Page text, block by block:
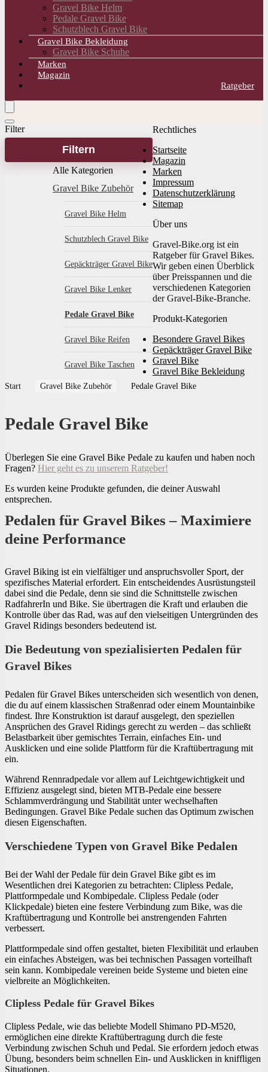
Gravel Bike Helm
Pedale Gravel Bike
Schutzblech Gravel Bike
Gravel Bike Bekleidung
Gravel Bike Schuhe
Marken
Magazin
Ratgeber
Filter
Filtern
Alle Kategorien
Gravel Bike Zubehör
Gravel Bike Helm
Schutzblech Gravel Bike
Gepäckträger Gravel Bike
Gravel Bike Lenker
Pedale Gravel Bike
Gravel Bike Reifen
Gravel Bike Taschen
Start Gravel Bike Zubehör Pedale Gravel Bike
Pedale Gravel Bike
Überlegen Sie eine Gravel Bike Pedale zu kaufen und haben noch
Fragen? Hier geht es zu unserem Ratgeber!
Es wurden keine Produkte gefunden, die deiner Auswahl
entsprechen.
Pedalen für Gravel Bikes – Maximiere
deine Performance
Gravel Biking ist ein vielfältiger und anspruchsvoller Sport, der
spezifisches Material erfordert. Ein entscheidendes Ausrüstungsteil
dabei sind die Pedale, denn sie sind die Schnittstelle zwischen
RadfahrerIn und Bike. Sie übertragen die Kraft und erlauben die
Kontrolle über das Rad, was auf den vielseitigen Untergründen des
Gravel Ridings besonders bedeutend ist.
Die Bedeutung von spezialisierten Pedalen für
Gravel Bikes
Pedalen für Gravel Bikes unterscheiden sich wesentlich von denen,
die du auf einem klassischen Straßenrad oder einem Mountainbike
findest. Ihre Konstruktion ist darauf ausgelegt, den speziellen
Ansprüchen des Gravel Ridings gerecht zu werden – das schließt
Belastbarkeit über gemischtes Terrain, einfaches Ein- und
Ausklicken und eine solide Plattform für die Kraftübertragung mit
ein.
Während Rennradpedale vor allem auf Leichtgewichtigkeit und
Effizienz ausgelegt sind, bieten MTB-Pedale eine bessere
Schlammverdrängung und Stabilität unter wechselhaften
Bedingungen. Gravel Bike Pedale suchen das Optimum zwischen
diesen Eigenschaften.
Verschiedene Typen von Gravel Bike Pedalen
Bei der Wahl der Pedale für dein Gravel Bike gibt es im
Wesentlichen drei Kategorien zu betrachten: Clipless Pedale,
Plattformpedale und Kombipedale. Clipless Pedale (oder
Klickpedale) bieten eine festere Verbindung zum Bike, was die
Kraftübertragung und Kontrolle bei anstrengenden Fahrten
verbessert.
Plattformpedale sind offen gestaltet, bieten Flexibilität und erlauben
ein einfaches Absteigen, was bei technischen Passagen vorteilhaft
sein kann. Kombipedale vereinen beide Systeme und bieten eine
vielbreite an Möglichkeiten.
Clipless Pedale für Gravel Bikes
Clipless Pedale, wie das beliebte Modell Shimano PD-M520,
ermöglichen eine direkte Kraftübertragung durch die feste
Verbindung zwischen Schuh und Pedal. Sie erfordern jedoch etwas
Übung, besonders beim schnellen Ein- und Ausklicken in kniffligen
Situationen.
Rechtliches
Startseite
Magazin
Marken
Impressum
Datenschutzerklärung
Sitemap
Über uns
Gravel-Bike.org ist ein
Ratgeber für Gravel Bikes.
Wir geben einen Überblick
über Preisspannen und die
verschiedenen Kategorien
der Gravel-Bike-Branche.
Produkt-Kategorien
Besondere Gravel Bikes
Gepäckträger Gravel Bike
Gravel Bike
Gravel Bike Bekleidung